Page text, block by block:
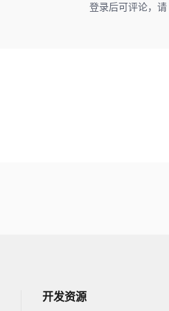
登录后可评论，请
开发资源